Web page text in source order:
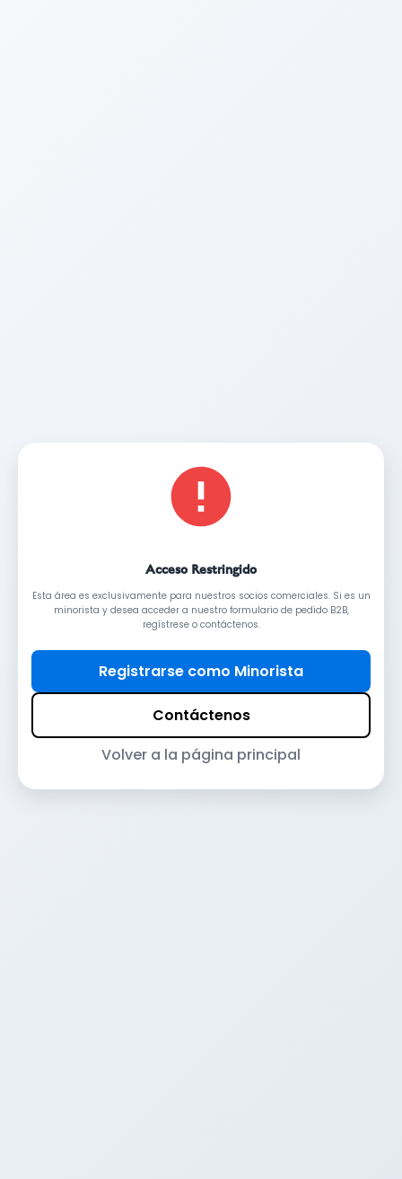
Acceso Restringido
Esta área es exclusivamente para nuestros socios comerciales. Si es un
minorista y desea acceder a nuestro formulario de pedido B2B,
regístrese o contáctenos.
Registrarse como Minorista
Contáctenos
Volver a la página principal